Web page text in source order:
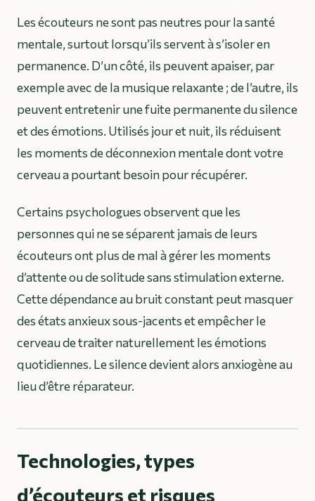
Les écouteurs ne sont pas neutres pour la santé
mentale, surtout lorsqu’ils servent à s’isoler en
permanence. D’un côté, ils peuvent apaiser, par
exemple avec de la musique relaxante ; de l’autre, ils
peuvent entretenir une fuite permanente du silence
et des émotions. Utilisés jour et nuit, ils réduisent
les moments de déconnexion mentale dont votre
cerveau a pourtant besoin pour récupérer.
Certains psychologues observent que les
personnes qui ne se séparent jamais de leurs
écouteurs ont plus de mal à gérer les moments
d’attente ou de solitude sans stimulation externe.
Cette dépendance au bruit constant peut masquer
des états anxieux sous-jacents et empêcher le
cerveau de traiter naturellement les émotions
quotidiennes. Le silence devient alors anxiogène au
lieu d’être réparateur.
Technologies, types
d’écouteurs et risques